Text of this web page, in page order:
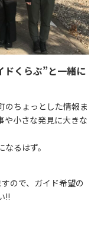
ドくらぶ”と一緒に
のちょっとした情報ま
や小さな発見に大きな
るはず。
ので、ガイド希望の
!!